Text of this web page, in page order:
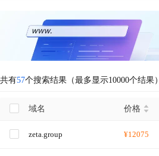
共有57个搜索结果（最多显示10000个结果）
域名 价格
zeta.group ¥12075